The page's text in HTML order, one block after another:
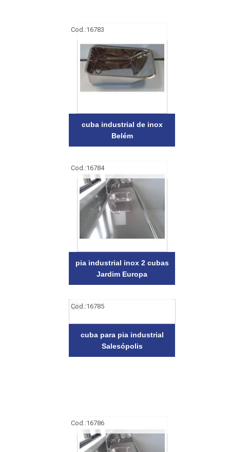
Cod.:16783
cuba industrial de inox
Belém
Cod.:16784
pia industrial inox 2 cubas
Jardim Europa
Cod.:16785
cuba para pia industrial
Salesópolis
Cod.:16786